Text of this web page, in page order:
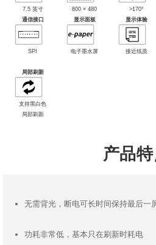
7.5 英寸 800 × 480 >170°
通信接口
SPI
显示面板
电子墨水屏
显示体验
接近纸质
局部刷新
支持黑白色
局部刷新
产品
无需背光，断电可长时间保持最后一
功耗非常低，基本只在刷新时耗电